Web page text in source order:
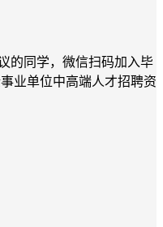
的同学，微信扫码加入毕
业单位中高端人才招聘资